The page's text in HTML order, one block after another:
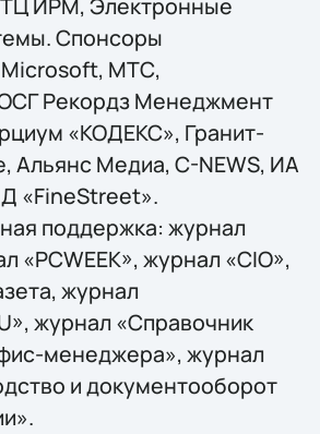
ИРМ, Электронные
Спонсоры
МТС,
Рекордз Менеджмент
«КОДЕКС», Гранит-
Альянс Медиа, C-NEWS, ИА
«FineStreet».
поддержка: журнал
«PCWEEK», журнал «CIO»,
журнал
журнал «Справочник
менеджера», журнал
и документооборот